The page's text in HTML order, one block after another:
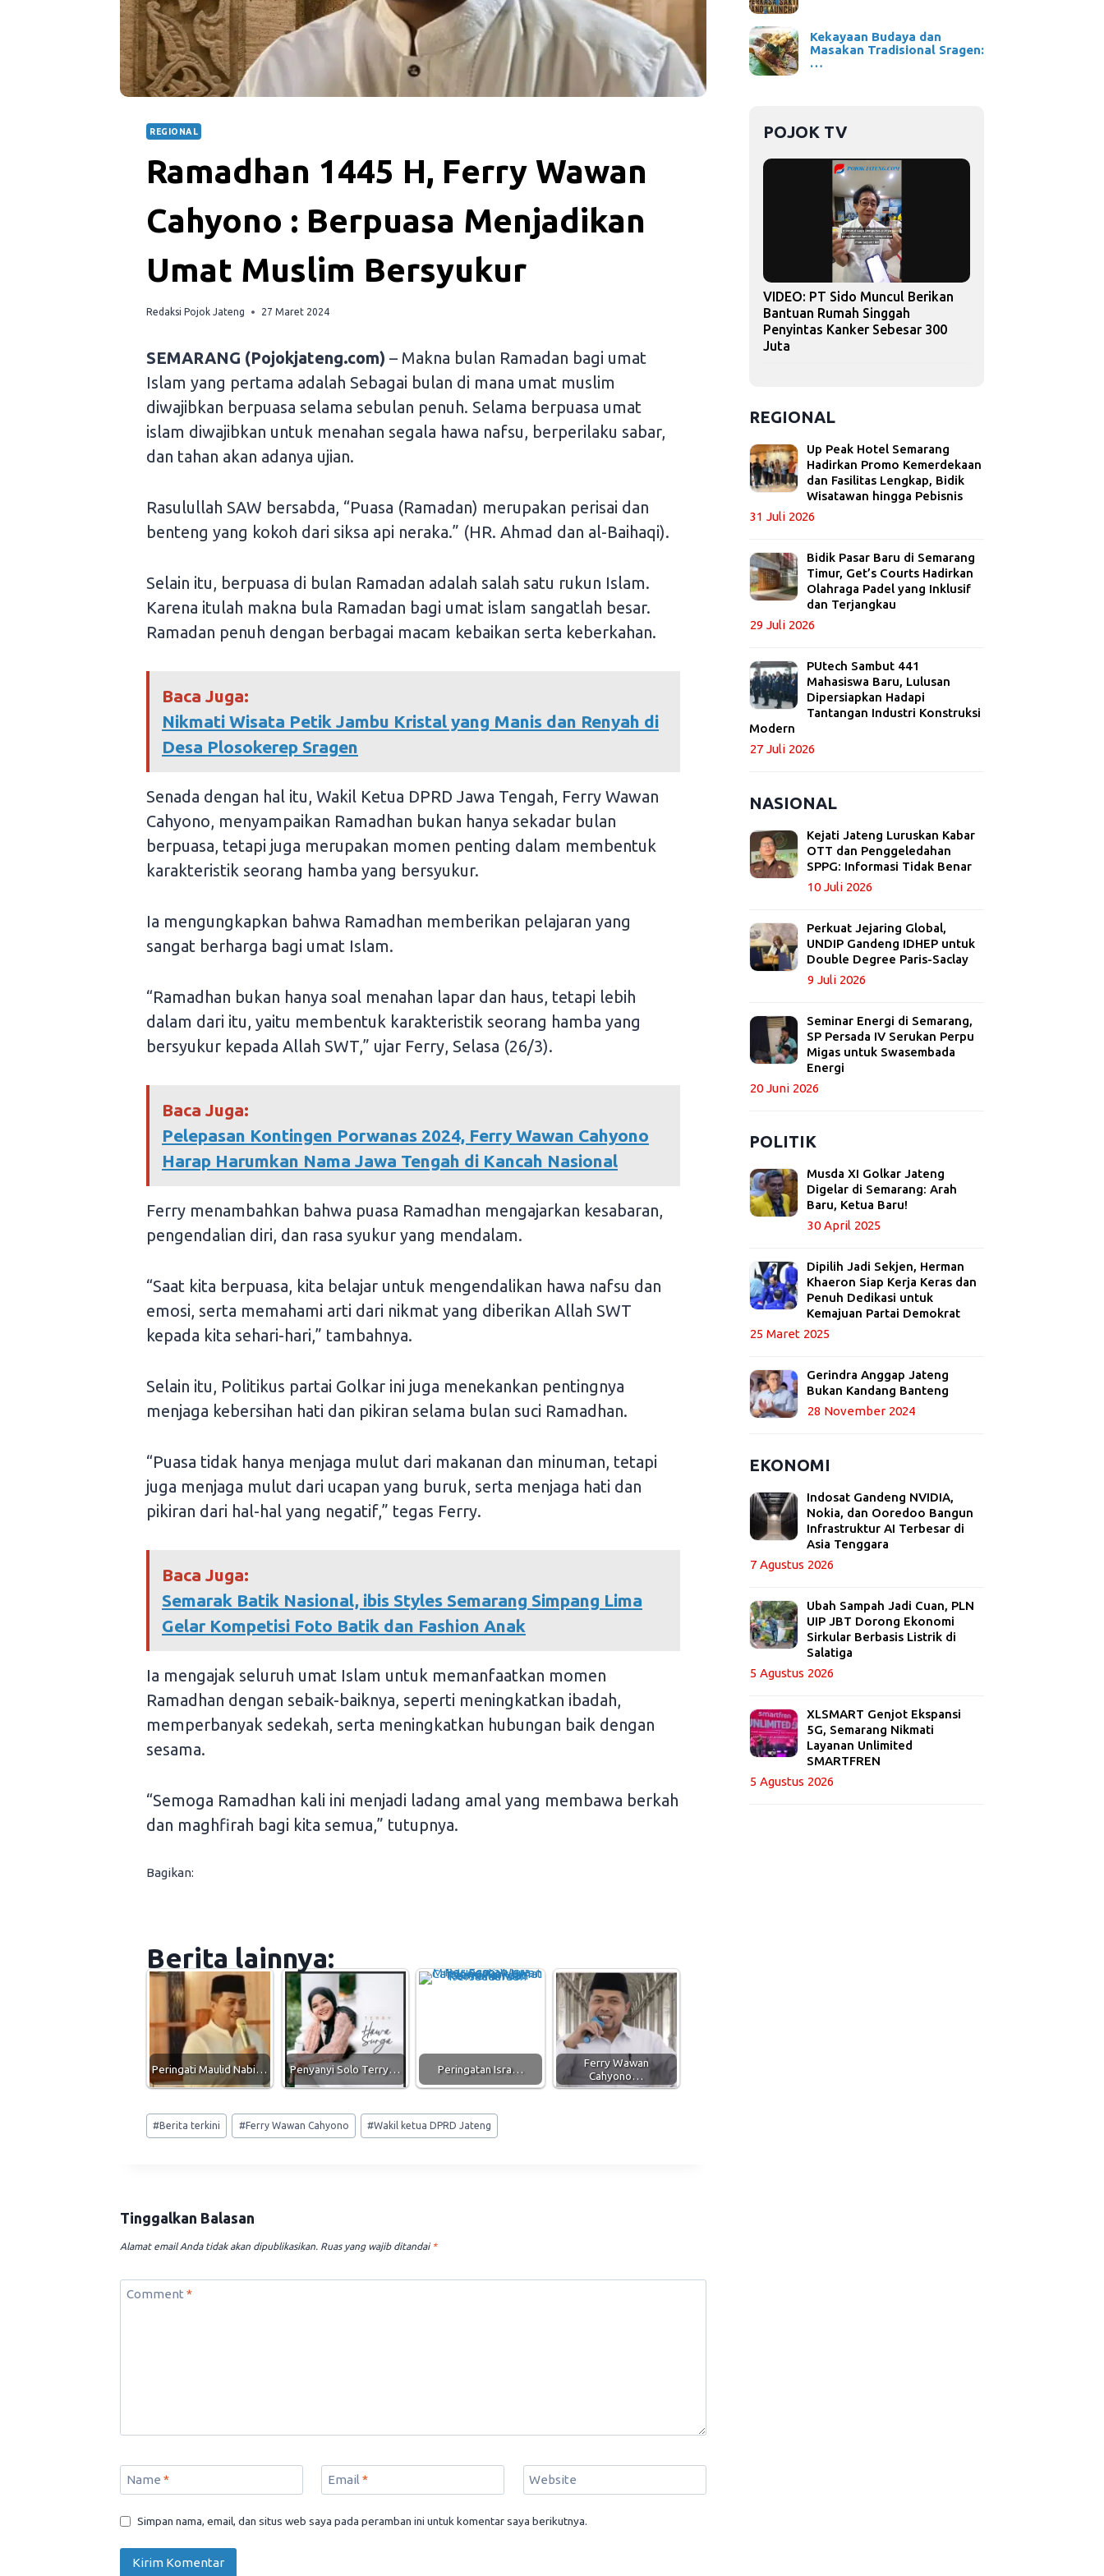
REGIONAL
Ramadhan 1445 H, Ferry Wawan
Cahyono : Berpuasa Menjadikan
Umat Muslim Bersyukur
Redaksi Pojok Jateng 27 Maret 2024
SEMARANG (Pojokjateng.com) – Makna bulan Ramadan bagi umat
Islam yang pertama adalah Sebagai bulan di mana umat muslim
diwajibkan berpuasa selama sebulan penuh. Selama berpuasa umat
islam diwajibkan untuk menahan segala hawa nafsu, berperilaku sabar,
dan tahan akan adanya ujian.
Rasulullah SAW bersabda, “Puasa (Ramadan) merupakan perisai dan
benteng yang kokoh dari siksa api neraka.” (HR. Ahmad dan al-Baihaqi).
Selain itu, berpuasa di bulan Ramadan adalah salah satu rukun Islam.
Karena itulah makna bula Ramadan bagi umat islam sangatlah besar.
Ramadan penuh dengan berbagai macam kebaikan serta keberkahan.
Baca Juga:
Nikmati Wisata Petik Jambu Kristal yang Manis dan Renyah di
Desa Plosokerep Sragen
Senada dengan hal itu, Wakil Ketua DPRD Jawa Tengah, Ferry Wawan
Cahyono, menyampaikan Ramadhan bukan hanya sekadar bulan
berpuasa, tetapi juga merupakan momen penting dalam membentuk
karakteristik seorang hamba yang bersyukur.
Ia mengungkapkan bahwa Ramadhan memberikan pelajaran yang
sangat berharga bagi umat Islam.
“Ramadhan bukan hanya soal menahan lapar dan haus, tetapi lebih
dalam dari itu, yaitu membentuk karakteristik seorang hamba yang
bersyukur kepada Allah SWT,” ujar Ferry, Selasa (26/3).
Baca Juga:
Pelepasan Kontingen Porwanas 2024, Ferry Wawan Cahyono
Harap Harumkan Nama Jawa Tengah di Kancah Nasional
Ferry menambahkan bahwa puasa Ramadhan mengajarkan kesabaran,
pengendalian diri, dan rasa syukur yang mendalam.
“Saat kita berpuasa, kita belajar untuk mengendalikan hawa nafsu dan
emosi, serta memahami arti dari nikmat yang diberikan Allah SWT
kepada kita sehari-hari,” tambahnya.
Selain itu, Politikus partai Golkar ini juga menekankan pentingnya
menjaga kebersihan hati dan pikiran selama bulan suci Ramadhan.
“Puasa tidak hanya menjaga mulut dari makanan dan minuman, tetapi
juga menjaga mulut dari ucapan yang buruk, serta menjaga hati dan
pikiran dari hal-hal yang negatif,” tegas Ferry.
Baca Juga:
Semarak Batik Nasional, ibis Styles Semarang Simpang Lima
Gelar Kompetisi Foto Batik dan Fashion Anak
Ia mengajak seluruh umat Islam untuk memanfaatkan momen
Ramadhan dengan sebaik-baiknya, seperti meningkatkan ibadah,
memperbanyak sedekah, serta meningkatkan hubungan baik dengan
sesama.
“Semoga Ramadhan kali ini menjadi ladang amal yang membawa berkah
dan maghfirah bagi kita semua,” tutupnya.
Bagikan:
Berita lainnya:
Peringati Maulid Nabi… Penyanyi Solo Terry… Peringatan Isra…
Ferry Wawan
Cahyono…
Post
Tags:
#Berita terkini #Ferry Wawan Cahyono #Wakil ketua DPRD Jateng
Tinggalkan Balasan
Alamat email Anda tidak akan dipublikasikan. Ruas yang wajib ditandai *
Comment *
Name * Email * Website
Simpan nama, email, dan situs web saya pada peramban ini untuk komentar saya berikutnya.
Kekayaan Budaya dan
Masakan Tradisional Sragen:
…
POJOK TV
VIDEO: PT Sido Muncul Berikan
Bantuan Rumah Singgah
Penyintas Kanker Sebesar 300
Juta
REGIONAL
Up Peak Hotel Semarang
Hadirkan Promo Kemerdekaan
dan Fasilitas Lengkap, Bidik
Wisatawan hingga Pebisnis
31 Juli 2026
Bidik Pasar Baru di Semarang
Timur, Get’s Courts Hadirkan
Olahraga Padel yang Inklusif
dan Terjangkau
29 Juli 2026
PUtech Sambut 441
Mahasiswa Baru, Lulusan
Dipersiapkan Hadapi
Tantangan Industri Konstruksi
Modern
27 Juli 2026
NASIONAL
Kejati Jateng Luruskan Kabar
OTT dan Penggeledahan
SPPG: Informasi Tidak Benar
10 Juli 2026
Perkuat Jejaring Global,
UNDIP Gandeng IDHEP untuk
Double Degree Paris-Saclay
9 Juli 2026
Seminar Energi di Semarang,
SP Persada IV Serukan Perpu
Migas untuk Swasembada
Energi
20 Juni 2026
POLITIK
Musda XI Golkar Jateng
Digelar di Semarang: Arah
Baru, Ketua Baru!
30 April 2025
Dipilih Jadi Sekjen, Herman
Khaeron Siap Kerja Keras dan
Penuh Dedikasi untuk
Kemajuan Partai Demokrat
25 Maret 2025
Gerindra Anggap Jateng
Bukan Kandang Banteng
28 November 2024
EKONOMI
Indosat Gandeng NVIDIA,
Nokia, dan Ooredoo Bangun
Infrastruktur AI Terbesar di
Asia Tenggara
7 Agustus 2026
Ubah Sampah Jadi Cuan, PLN
UIP JBT Dorong Ekonomi
Sirkular Berbasis Listrik di
Salatiga
5 Agustus 2026
XLSMART Genjot Ekspansi
5G, Semarang Nikmati
Layanan Unlimited
SMARTFREN
5 Agustus 2026